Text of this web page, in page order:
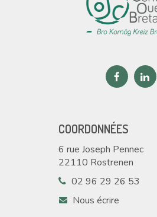
Lien
compte
Lien
COORDONNÉES
6 rue Joseph Pennec
22110 Rostrenen
02 96 29 26 53
Nous écrire